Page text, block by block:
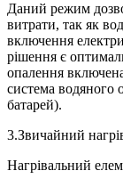
Даний режим
витрати, так як
включення
рішення є
опалення
система
батарей).
3.Звичайний
Нагрівальний